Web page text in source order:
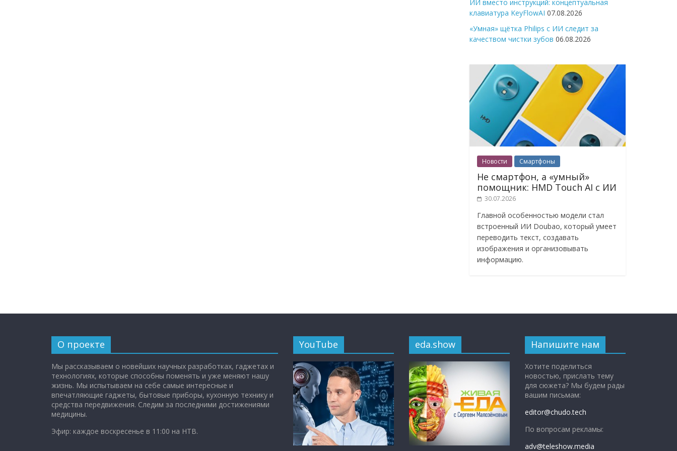
ИИ вместо инструкций: концептуальная
клавиатура KeyFlowAI 07.08.2026
«Умная» щётка Philips с ИИ следит за
качеством чистки зубов 06.08.2026
Новости Смартфоны
Не смартфон, а «умный»
помощник: HMD Touch AI с ИИ
30.07.2026
Главной особенностью модели стал
встроенный ИИ Doubao, который умеет
переводить текст, создавать
изображения и организовывать
информацию.
О проекте
Мы рассказываем о новейших научных разработках, гаджетах и
технологиях, которые способны поменять и уже меняют нашу
жизнь. Мы испытываем на себе самые интересные и
впечатляющие гаджеты, бытовые приборы, кухонную технику и
средства передвижения. Следим за последними достижениями
медицины.
Эфир: каждое воскресенье в 11:00 на НТВ.
YouTube eda.show Напишите нам
Хотите поделиться
новостью, прислать тему
для сюжета? Мы будем рады
вашим письмам:
editor@chudo.tech
По вопросам рекламы:
adv@teleshow.media